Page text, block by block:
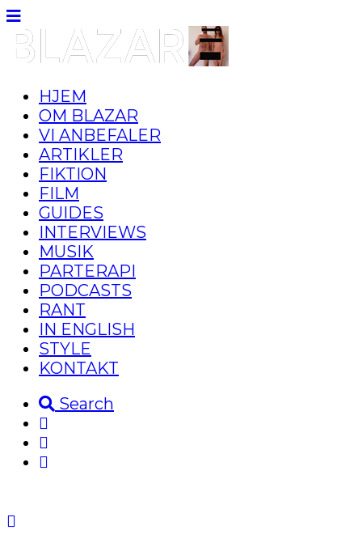
HJEM
OM BLAZAR
VI ANBEFALER
ARTIKLER
FIKTION
FILM
GUIDES
INTERVIEWS
MUSIK
PARTERAPI
PODCASTS
RANT
IN ENGLISH
STYLE
KONTAKT
Search